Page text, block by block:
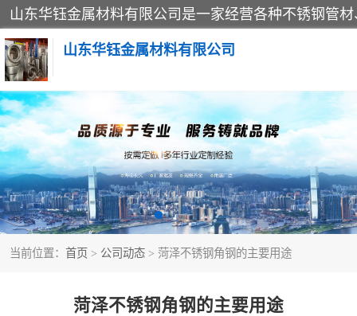
山东华钰金属材料有限公司
当前位置： 首页 > 公司动态 > 菏泽不锈钢角钢的主要用途
菏泽不锈钢角钢的主要用途
不锈钢管
管件标准件
不锈钢人孔
不锈钢角钢
不锈钢板